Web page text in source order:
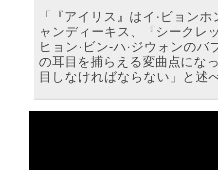
「『アイリス』はイ·ビョン
ャンディーキス、『シークレ
ヒョン·ビン-ハ·ジウォンのバ
の耳目を捕らえる変曲点にな
目しなければならない」と述